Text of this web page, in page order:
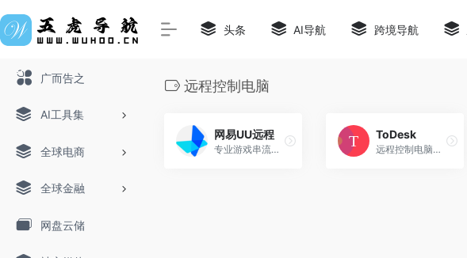
广而告之
AI工具集
全球电商
全球金融
网盘云储
头条 AI导航 跨境导航
远程控制电脑
网易UU远程
专业游戏串流远程控制软件
ToDesk
远程控制电脑手机连接软件